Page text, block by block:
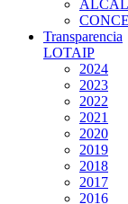
Transparencia
LOTAIP
2024
2023
2022
2021
2020
2019
2018
2017
2016